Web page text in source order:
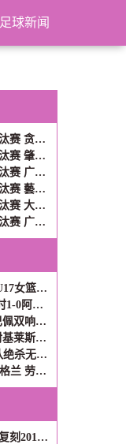
足球新闻
08月04日 佛山西甲足球联赛32强淘汰赛 贪玩游戏 VS 美的薪火 全场录像
08月04日 佛山西甲足球联赛32强淘汰赛 肇庆恒骏成 VS 三七互娱 全场录像
08月04日 佛山西甲足球联赛32强淘汰赛 广东西南建设 VS 香港圣徒 全场录像
08月04日 佛山西甲足球联赛32强淘汰赛 藝品高國際 VS 湛江狂狼·粵辉能源 全场录像
08月03日 佛山西甲足球联赛32强淘汰赛 大塘控股 VS 茂名市点都得 全场录像
08月03日 佛山西甲足球联赛32强淘汰赛 广东凤铝 VS 湛江八部科技 全场录像
07月20日U17女篮世界杯决赛 美国U17女篮 82 - 73 西班牙U17女篮 集锦
时隔16年夺世界杯冠军！西班牙加时1-0阿根廷 费兰制胜恩佐染红
英格兰6-4法国获季军 萨卡戴帽姆巴佩双响创纪录奥利塞2助+失良机
两连胜！津门虎2-0申花 哈达斯传射基莱斯破门 比赛一度暂停1小时
U17女篮世界杯：中国队遭加拿大队绝杀无缘4强 庞云舒16+10
连续两届进决赛！阿根廷2-1绝杀英格兰 劳塔罗恩佐破门梅西两助攻
默西塞德德比再燃战火 利物浦能否复刻2017年三连胜辉煌？